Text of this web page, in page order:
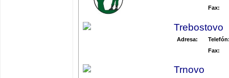
Fax:
Trebostovo
Adresa:
Fax:
Trnovo